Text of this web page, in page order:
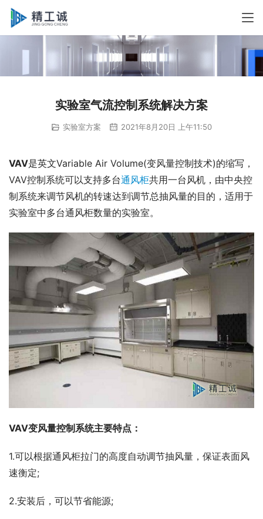
实验室气流控制系统解决方案
实验室方案 2021年8月20日 上午11:50
VAV是英文Variable Air Volume(变风量控制技术)的缩写，
VAV控制系统可以支持多台通风柜共用一台风机，由中央控
制系统来调节风机的转速达到调节总抽风量的目的，适用于
实验室中多台通风柜数量的实验室。
VAV变风量控制系统主要特点：
1.可以根据通风柜拉门的高度自动调节抽风量，保证表面风
速衡定;
2.安装后，可以节省能源;